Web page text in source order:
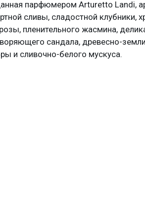
парфюмером Arturetto Landi,
сливы, сладостной клубники,
пленительного жасмина,
сандала, древесно-
и сливочно-белого мускуса.